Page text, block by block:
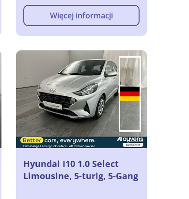
Więcej informacji
Hyundai I10 1.0 Select
Limousine, 5-turig, 5-Gang